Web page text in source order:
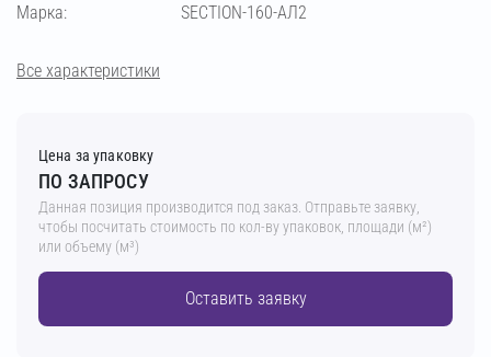
Марка:
SECTION-160-АЛ2
Все характеристики
Цена за упаковку
ПО ЗАПРОСУ
Данная позиция производится под заказ. Отправьте заявку,
чтобы посчитать стоимость по кол-ву упаковок, площади (м²)
или объему (м³)
Оставить заявку